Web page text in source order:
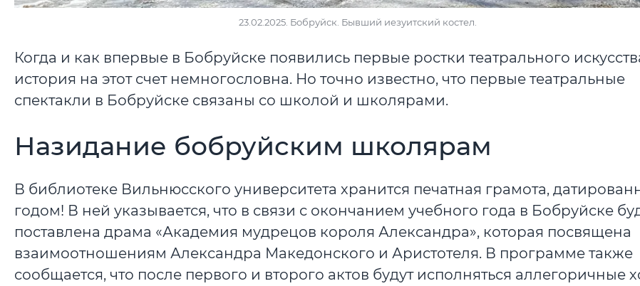
23.02.2025. Бобруйск. Бывший иезуитский костел.
Когда и как впервые в Бобруйске появились первые ростки театрального
история на этот счет немногословна. Но точно известно, что первые театральные
спектакли в Бобруйске связаны со школой и школярами.
Назидание бобруйским школярам
В библиотеке Вильнюсского университета хранится печатная грамота,
годом! В ней указывается, что в связи с окончанием учебного года в Бобруйске
поставлена драма «Академия мудрецов короля Александра», которая посвящена
взаимоотношениям Александра Македонского и Аристотеля. В программе также
сообщается, что после первого и второго актов будут исполняться аллегоричные